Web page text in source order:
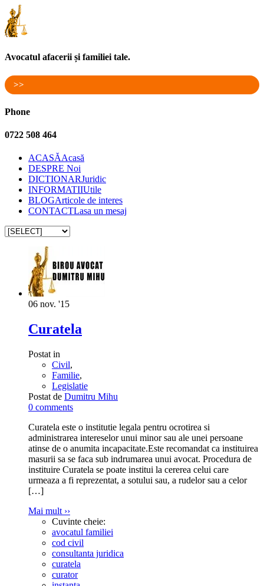
Avocatul afacerii și familiei tale.
>>
Phone
0722 508 464
ACASĂAcasă
DESPRE Noi
DICTIONARJuridic
INFORMATIIUtile
BLOGArticole de interes
CONTACTLasa un mesaj
06 nov. '15
Curatela
Postat in
Civil,
Familie,
Legislatie
Postat de Dumitru Mihu
0 comments
Curatela este o institutie legala pentru ocrotirea si
administrarea intereselor unui minor sau ale unei persoane
atinse de o anumita incapacitate.Este recomandat ca instituirea
masurii sa se faca sub indrumarea unui avocat. Procedura de
instituire Curatela se poate institui la cererea celui care
urmeaza a fi reprezentat, a sotului sau, a rudelor sau a celor
[…]
Mai mult ››
Cuvinte cheie:
avocatul familiei
cod civil
consultanta juridica
curatela
curator